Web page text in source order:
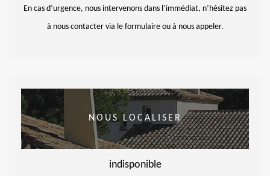
En cas d’urgence, nous intervenons dans l’immédiat, n’hésitez pas
à nous contacter via le formulaire ou à nous appeler.
NOUS LOCALISER
indisponible